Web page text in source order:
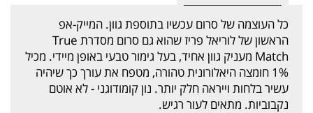
כל העוצמה של סרום עכשיו בתוספת גוון. המייק-אפ
הראשון של לוריאל פריז שהוא גם סרום מסדרת True
Match מעניק גוון אחיד, בעל גימור טבעי באופן מיידי. מכיל
1% חומצה היאלורונית טהורה, מטפח את עורך כך שיהיה
עשיר בלחות וייראה חלק יותר. נון קומודוגני - לא אוטם
נקבוביות. מתאים לעור רגיש.